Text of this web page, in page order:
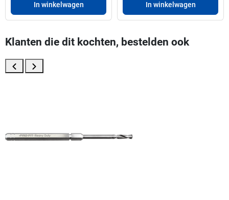
In winkelwagen In winkelwagen
Klanten die dit kochten, bestelden ook